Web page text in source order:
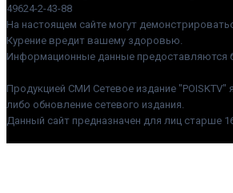
49624-2-43-88
На настоящем сайте могут
Курение вредит вашему здоровью.
Информационные данные предоставляются
Продукцией СМИ Сетевое издание "POISKTV"
либо обновление сетевого издания.
Данный сайт предназначен для лиц старше